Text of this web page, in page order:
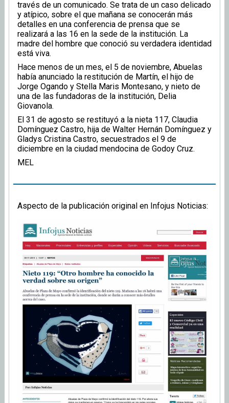
través de un comunicado. Se trata de un caso delicado
y atípico, sobre el que mañana se conocerán más
detalles en una conferencia de prensa que se
realizará a las 16 en la sede de la institución. La
madre del hombre que conoció su verdadera identidad
está viva.
Hace menos de un mes, el 5 de noviembre, Abuelas
había anunciado la restitución de Martín, el hijo de
Jorge Ogando y Stella Maris Montesano, y nieto de
una de las fundadoras de la institución, Delia
Giovanola.
El 31 de agosto se restituyó a la nieta 117, Claudia
Domínguez Castro, hija de Walter Hernán Domínguez y
Gladys Cristina Castro, secuestrados el 9 de
diciembre en la ciudad mendocina de Godoy Cruz.
MEL
Aspecto de la publicación original en Infojus Noticias: